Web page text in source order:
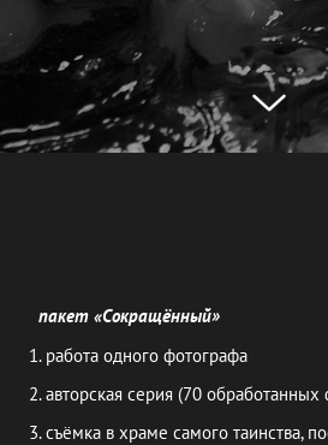
пакет «Сокращённый»
1. работа одного фотографа
2. авторская серия (70
3. съёмка в храме самого таинства,